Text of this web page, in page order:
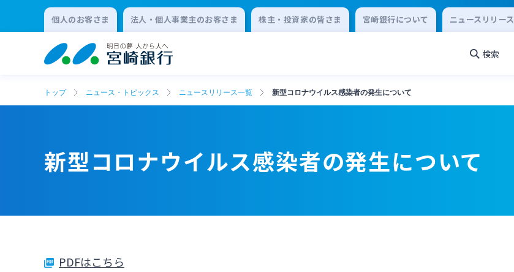
個人のお客さま 法人・個人事業主のお客さま 株主・投資家の皆さま 宮崎銀行について ニュースリリース
検索
トップ ニュース・トピックス ニュースリリース一覧 新型コロナウイルス感染者の発生について
新型コロナウイルス感染者の発生について
PDFはこちら